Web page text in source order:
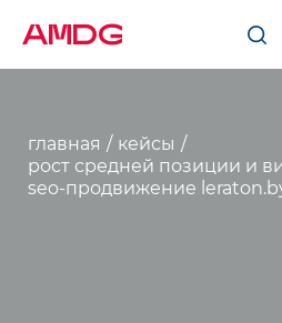
AMDG
главная
кейсы
рост средней позиции и
seo-продвижение